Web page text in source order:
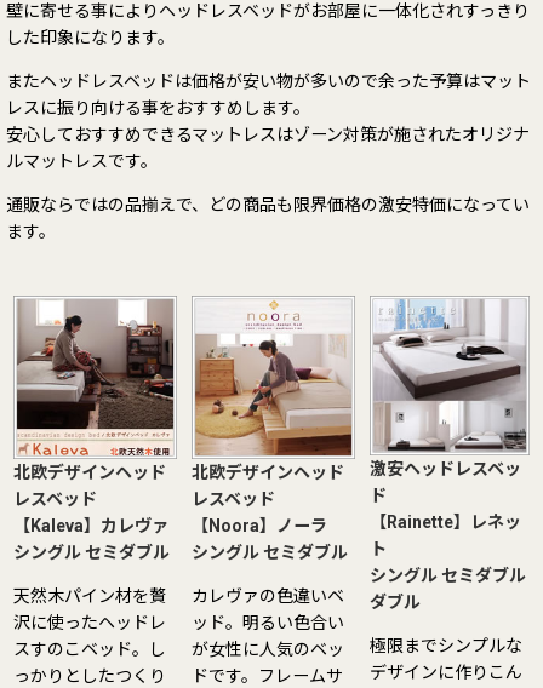
壁に寄せる事によりヘッドレスベッドがお部屋に一体化されすっきり
した印象になります。
またヘッドレスベッドは価格が安い物が多いので余った予算はマット
レスに振り向ける事をおすすめします。
安心しておすすめできるマットレスはゾーン対策が施されたオリジナ
ルマットレスです。
通販ならではの品揃えで、どの商品も限界価格の激安特価になってい
ます。
北欧デザインヘッド
レスベッド
【Kaleva】カレヴァ
シングルセミダブル
天然木パイン材を贅
沢に使ったヘッドレ
スすのこベッド。し
っかりとしたつくり
北欧デザインヘッド
レスベッド
【Noora】ノーラ
シングルセミダブル
カレヴァの色違いベ
ッド。明るい色合い
が女性に人気のベッ
ドです。フレームサ
激安ヘッドレスベッ
ド
【Rainette】レネッ
ト
シングルセミダブル
ダブル
極限までシンプルな
デザインに作りこん